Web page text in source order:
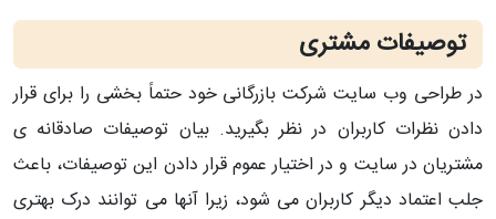
توصیفات مشتری
در طراحی وب سایت شرکت بازرگانی خود حتماً بخشی را برای قرار
دادن نظرات کاربران در نظر بگیرید. بیان توصیفات صادقانه ی
مشتریان در سایت و در اختیار عموم قرار دادن این توصیفات، باعث
جلب اعتماد دیگر کاربران می شود، زیرا آنها می توانند درک بهتری